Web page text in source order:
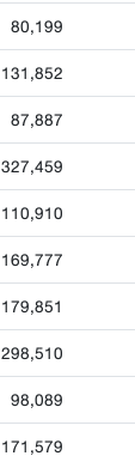
80,199
131,852
87,887
327,459
110,910
169,777
179,851
298,510
98,089
171,579